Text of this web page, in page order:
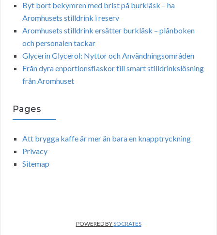
Byt bort bekymren med brist på burkläsk – ha
Aromhusets stilldrink i reserv
Aromhusets stilldrink ersätter burkläsk – plånboken
och personalen tackar
Glycerin Glycerol: Nyttor och Användningsområden
Från dyra enportionsflaskor till smart stilldrinkslösning
från Aromhuset
Pages
Att brygga kaffe är mer än bara en knapptryckning
Privacy
Sitemap
POWERED BYSOCRATES